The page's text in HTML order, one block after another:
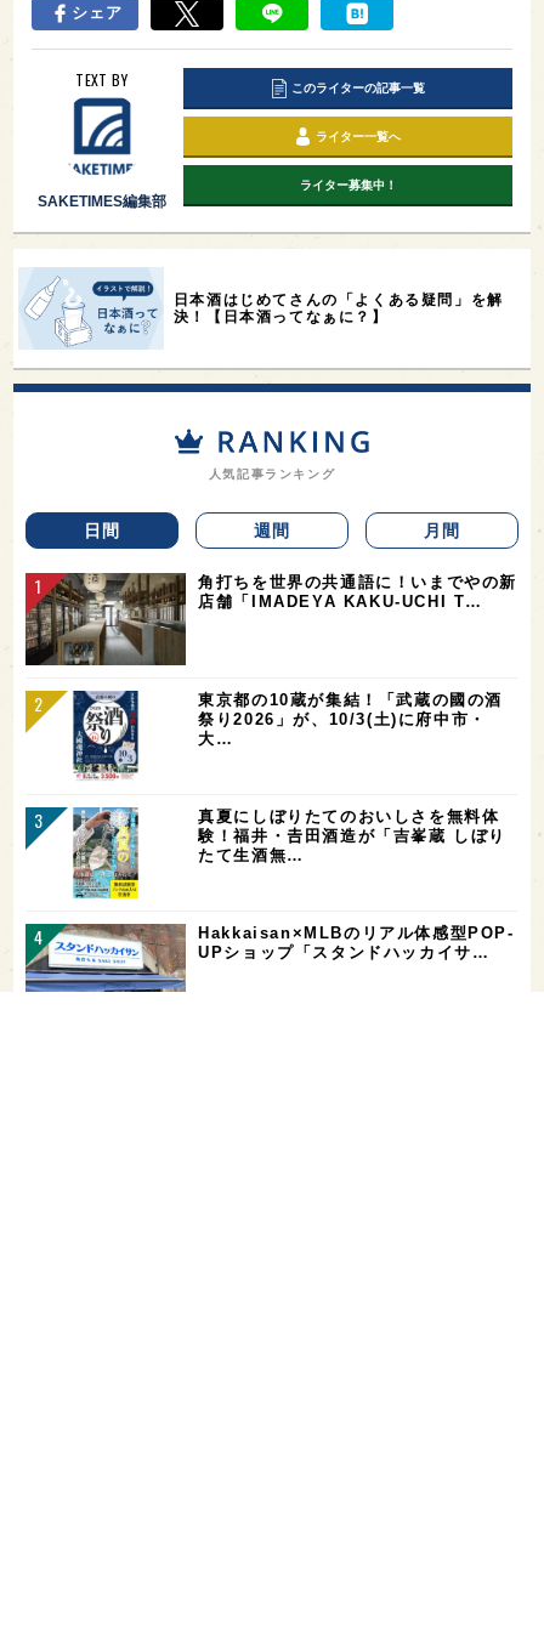
シェア
TEXT BY
SAKETIMES編集部
このライターの記事一覧
ライター一覧へ
ライター募集中！
日本酒はじめてさんの「よくある疑問」を解
決！【日本酒ってなぁに？】
人気記事ランキング
日間 週間 月間
角打ちを世界の共通語に！いまでやの新
店舗「IMADEYA KAKU-UCHI T…
東京都の10蔵が集結！「武蔵の國の酒
祭り2026」が、10/3(土)に府中市・
大…
真夏にしぼりたてのおいしさを無料体
験！福井・𠮷田酒造が「吉峯蔵 しぼり
たて生酒無…
Hakkaisan×MLBのリアル体感型POP-
UPショップ「スタンドハッカイサ…